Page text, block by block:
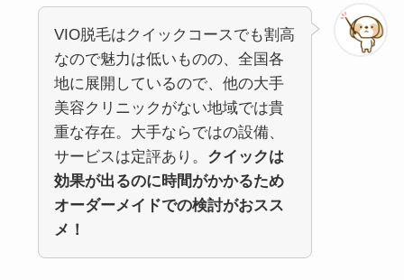
VIO脱毛はクイックコースでも割高
なので魅力は低いものの、全国各
地に展開しているので、他の大手
美容クリニックがない地域では貴
重な存在。大手ならではの設備、
サービスは定評あり。 クイックは
効果が出るのに時間がかかるため
オーダーメイドでの検討がおスス
メ！